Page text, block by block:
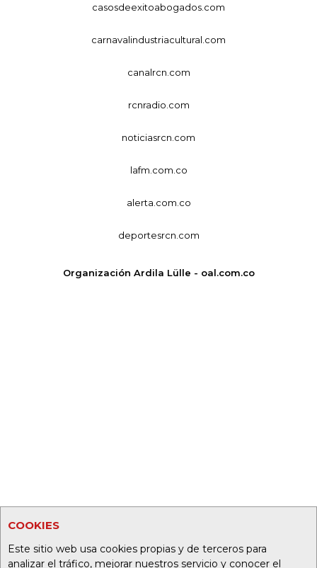
COOKIES
Este sitio web usa cookies propias y de terceros para
analizar el tráfico, mejorar nuestros servicio y conocer el
casosdeexitoabogados.com
carnavalindustriacultural.com
canalrcn.com
rcnradio.com
noticiasrcn.com
lafm.com.co
alerta.com.co
deportesrcn.com
Organización Ardila Lülle - oal.com.co